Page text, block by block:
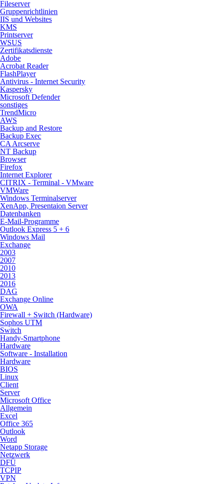
Fileserver
Gruppenrichtlinien
IIS und Websites
KMS
Printserver
WSUS
Zertifikatsdienste
Adobe
Acrobat Reader
FlashPlayer
Antivirus - Internet Security
Kaspersky
Microsoft Defender
sonstiges
TrendMicro
AWS
Backup and Restore
Backup Exec
CA Arcserve
NT Backup
Browser
Firefox
Internet Explorer
CITRIX - Terminal - VMware
VMWare
Windows Terminalserver
XenApp, Presentaion Server
Datenbanken
E-Mail-Programme
Outlook Express 5 + 6
Windows Mail
Exchange
2003
2007
2010
2013
2016
DAG
Exchange Online
OWA
Firewall + Switch (Hardware)
Sophos UTM
Switch
Handy-Smartphone
Hardware
Software - Installation
Hardware
BIOS
Linux
Client
Server
Microsoft Office
Allgemein
Excel
Office 365
Outlook
Word
Netapp Storage
Netzwerk
DFÜ
TCPIP
VPN